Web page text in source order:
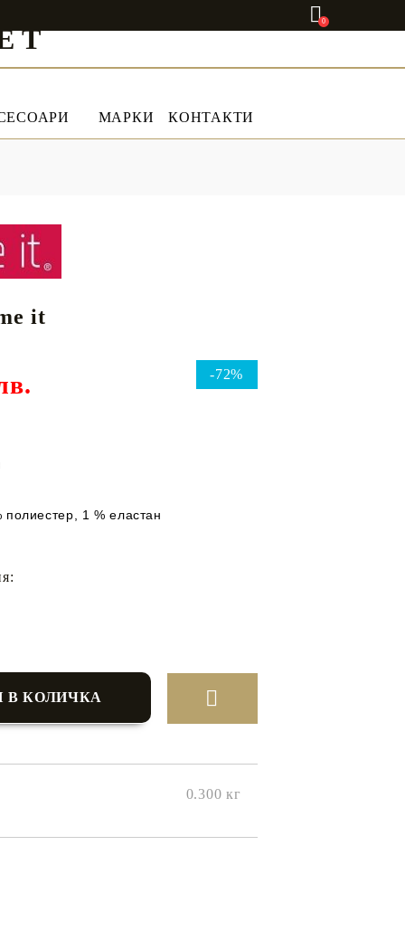
0
МАРКИ КОНТАКТИ
it
-72%
1 % еластан
0.300 кг